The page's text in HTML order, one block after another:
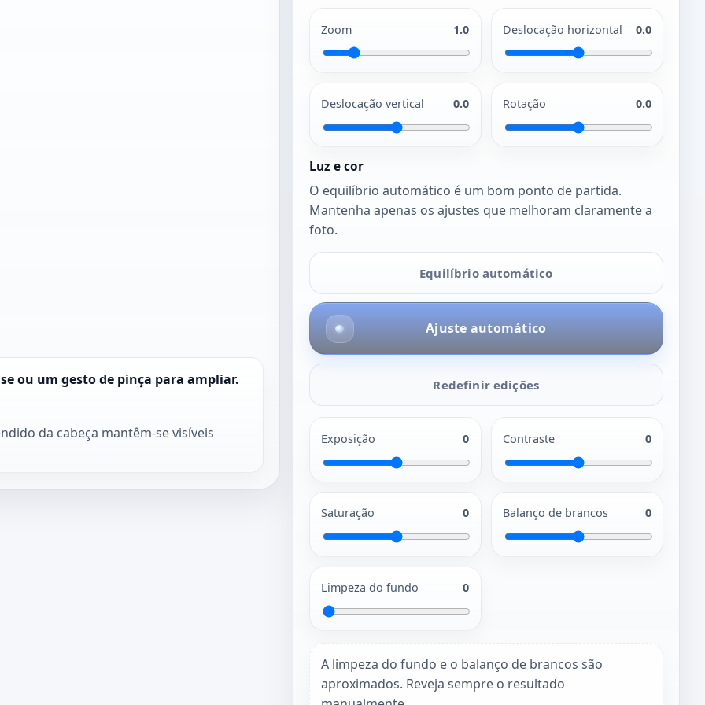
ou um gesto de pinça para ampliar.
da cabeça mantêm-se visíveis
Zoom 1.0 Deslocação horizontal 0.0
Deslocação vertical 0.0 Rotação 0.0
Luz e cor
O equilíbrio automático é um bom ponto de partida.
Mantenha apenas os ajustes que melhoram claramente a
foto.
Equilíbrio automático
Ajuste automático
Redefinir edições
Exposição 0 Contraste 0
Saturação 0 Balanço de brancos 0
Limpeza do fundo 0
A limpeza do fundo e o balanço de brancos são
aproximados. Reveja sempre o resultado